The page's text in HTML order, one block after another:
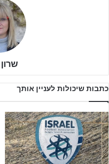
במכבי פ״ת תמיד חושבים על
כתבות שיכולות לעניין אותך